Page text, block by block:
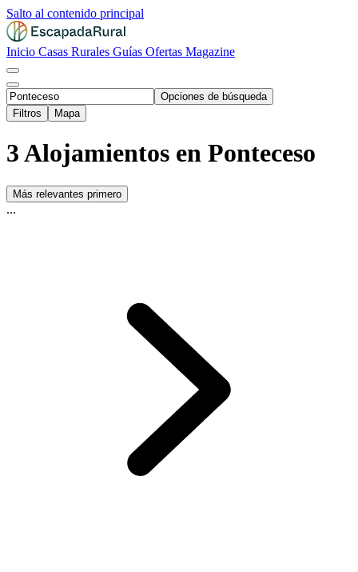
Salto al contenido principal
Inicio Casas Rurales Guías Ofertas Magazine
Opciones de búsqueda
Filtros
Mapa
3 Alojamientos en Ponteceso
Más relevantes primero
...